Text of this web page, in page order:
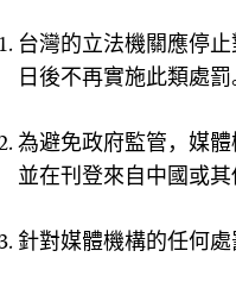
台灣的立法機關應停
日後不再實施此類處罰
為避免政府監管，媒
並在刊登來自中國或
針對媒體機構的任何處